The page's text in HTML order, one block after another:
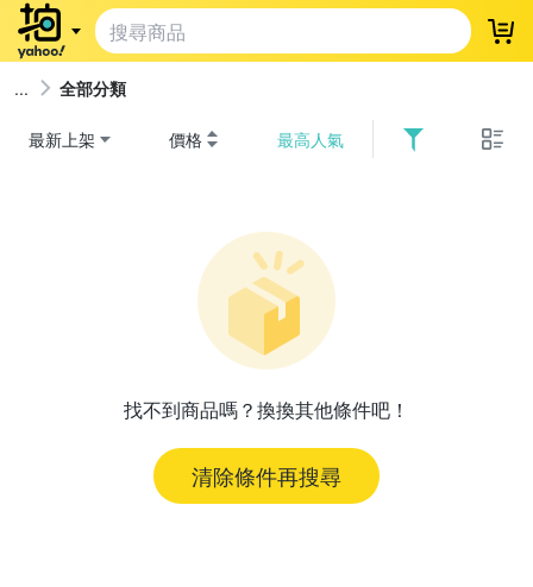
登
全部分類
最新上架 價格 最高人氣
找不到商品嗎？換換其他條件吧！
清除條件再搜尋